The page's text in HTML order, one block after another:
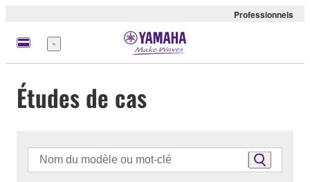
Professionnels
Menu
Études de cas